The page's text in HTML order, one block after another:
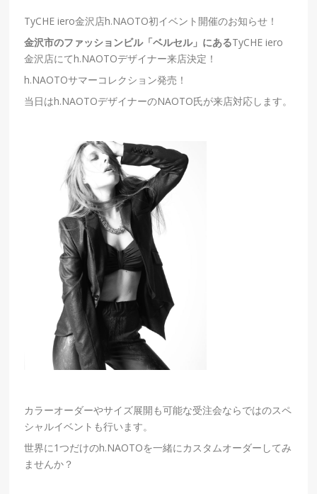
TyCHE iero金沢店h.NAOTO初イベント開催のお知らせ！
金沢市のファッションビル「ベルセル」にあるTyCHE iero
金沢店にてh.NAOTOデザイナー来店決定！
h.NAOTOサマーコレクション発売！
当日はh.NAOTOデザイナーのNAOTO氏が来店対応します。
カラーオーダーやサイズ展開も可能な受注会ならではのスペ
シャルイベントも行います。
世界に1つだけのh.NAOTOを一緒にカスタムオーダーしてみ
ませんか？